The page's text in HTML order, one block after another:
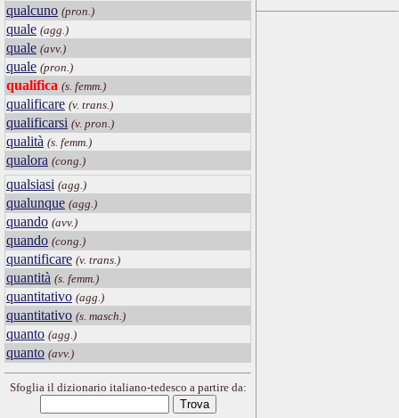
qualcuno (pron.)
quale (agg.)
quale (avv.)
quale (pron.)
qualifica (s. femm.)
qualificare (v. trans.)
qualificarsi (v. pron.)
qualità (s. femm.)
qualora (cong.)
qualsiasi (agg.)
qualunque (agg.)
quando (avv.)
quando (cong.)
quantificare (v. trans.)
quantità (s. femm.)
quantitativo (agg.)
quantitativo (s. masch.)
quanto (agg.)
quanto (avv.)
Sfoglia il dizionario italiano-tedesco a partire da: